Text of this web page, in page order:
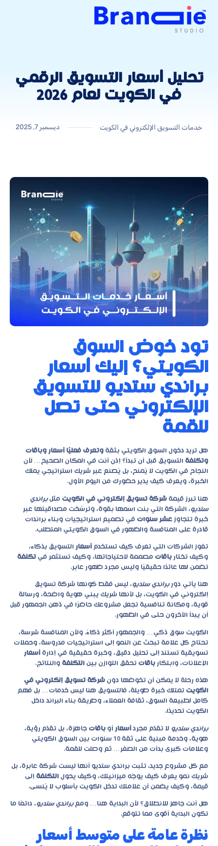
تحليل أسعار التسويق الرقمي
في الكويت لعام 2026
خدمات التسويق الإلكتروني في الكويت ديسمبر 7, 2025
تود خوض السوق
الكويتي؟ إليك أسعار
براندي ستديو للتسويق
الإلكتروني حتى تصل
للقمة
هل تريد دخول السوق الكويتي بثقة وتعرف فعليًا أسعار وباقات
وتكلفة التسويق قبل أن تبدأ؟ إذن أنت في المكان الصحيح… لأن
النجاح في الكويت لا يُمنح، بل يُصنع عبر شريك استراتيجي يملك
الخبرة، ويعرف كيف يدير حضورك من اليوم الأول.
هنا تبرز قيمة شركة تسويق إلكتروني في الكويت مثلبراندي
ستديو، الشركة التي بنت اسمها بقوة، وترسّخت مصداقيتها عبر
خبرة تتجاوز عشر سنوات في تصميم استراتيجيات وبناء براندات
قادرة على المنافسة والظهور في السوق الكويتي المتطلب.
تفوز الشركات التي تعرف كيف تستخدم أسعار التسويق بذكاء،
وكيف تختار باقات مصممة لاحتياجاتها، وكيف تستثمر في تكلفة
تضمن لها عائدًا حقيقيًا وليس مجرد ظهور عابر.
هنا يأتي دوربراندي ستديو، ليس فقط كونها شركة تسويق
إلكتروني في الكويت، بل لأنها شريك يبني هوية واضحة، ورسالة
قوية، ومكانة تنافسية تجعل مشروعك حاضرًا في ذهن الجمهور قبل
أن يبدأ الآخرون حتى في الظهور.
الكويت سوق ذكي… والجمهور أكثر ذكاءً. ولأن المنافسة شرسة،
تحتاج كل علامة تبحث عن النمو إلى استراتيجيات مدروسة، وحملات
تسويقية تستند إلى تحليل دقيق، وخبرة حقيقية في إدارة أسعار
الإعلانات، وابتكار باقات تحقق التوازن بين التكلفة والنتائج.
هذه رحلة لا يمكن أن تخوضها دون شركة تسويق إلكتروني في
الكويت تمتلك خبرة طويلة، فالتسويق هنا ليس خدمات… بل فهم
كامل لطبيعة السوق، ثقافة العملاء، وطريقة بناء البراند داخل
الكويت تحديدًا.
براندي ستديو لا تقدّم مجرد أسعار أو باقات جاهزة، بل تقدّم رؤية،
هوية، وخدمة مبنية على ثقة 10 سنوات بين السوق الكويتي
وعلامات كبرى بدأت من الصفر… ثم وصلت للقمة.
مع كل مشروع جديد، تثبت براندي ستديو أنها ليست شركة عابرة، بل
شريك نمو يعرف كيف يوجّه ميزانيتك، وكيف يحول التكلفة إلى
قيمة، وكيف يضمن أن علامتك تدخل الكويت بأسلوب لا يُنسى.
هل أنت جاهز للانطلاق؟ لأن البداية هنا… ومعبراندي ستديو، دائمًا ما
تكون البداية أقوى مما تتوقع.
نظرة عامة على متوسط أسعار